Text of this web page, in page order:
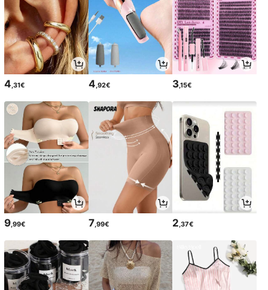
4,31€ 4,92€ 3,15€
9,99€ 7,99€ 2,37€